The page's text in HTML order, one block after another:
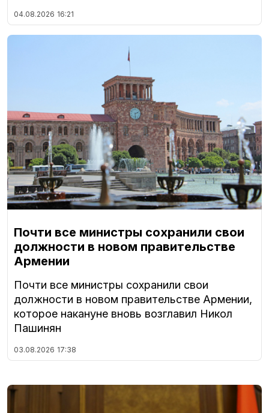
04.08.2026 16:21
Почти все министры сохранили свои
должности в новом правительстве
Армении
Почти все министры сохранили свои
должности в новом правительстве Армении,
которое накануне вновь возглавил Никол
Пашинян
03.08.2026 17:38